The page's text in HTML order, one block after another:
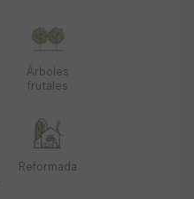
Árboles
frutales
Reformada